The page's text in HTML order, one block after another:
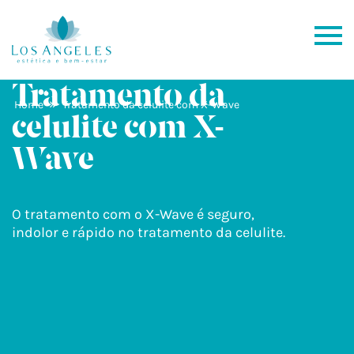
Home»Tratamento da celulite com X-Wave
Tratamento da
celulite com X-
Wave
O tratamento com o X-Wave é seguro,
indolor e rápido no tratamento da celulite.